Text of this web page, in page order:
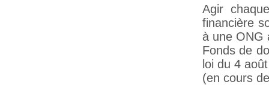
Agir
financière
à une ONG
Fonds de
loi du 4
(en cours